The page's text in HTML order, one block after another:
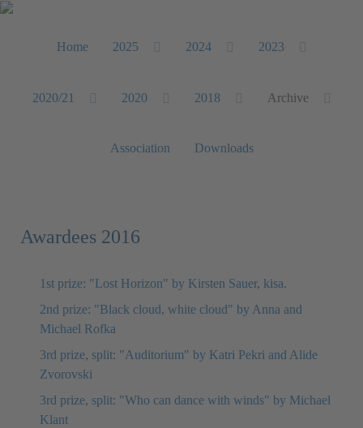
Home 2025 2024 2023
2020/21 2020 2018 Archive
Association Downloads
Awardees 2016
1st prize: "Lost Horizon" by Kirsten Sauer, kisa.
2nd prize: "Black cloud, white cloud" by Anna and
Michael Rofka
3rd prize, split: "Auditorium" by Katri Pekri and Alide
Zvorovski
3rd prize, split: "Who can dance with winds" by Michael
Klant